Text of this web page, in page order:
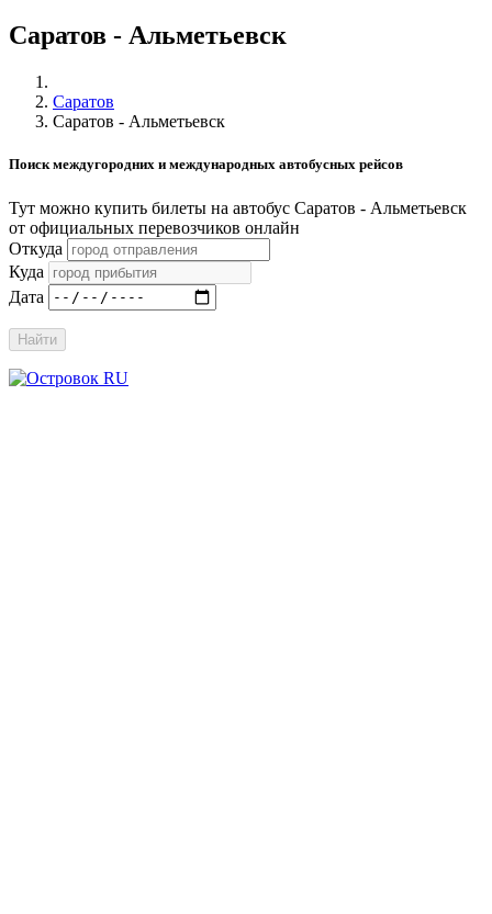
Саратов - Альметьевск
Саратов
Саратов - Альметьевск
Поиск междугородних и международных автобусных рейсов
Тут можно купить билеты на автобус Саратов - Альметьевск
от официальных перевозчиков онлайн
Откуда
Куда
Дата
Найти